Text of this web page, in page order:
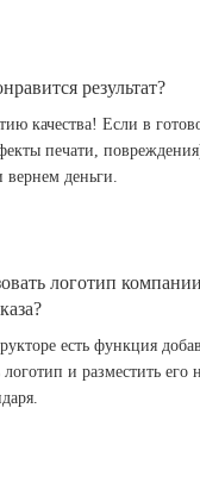
результат?
качества! Если в
печати,
вернем деньги.
логотип
есть функция
и разместить его